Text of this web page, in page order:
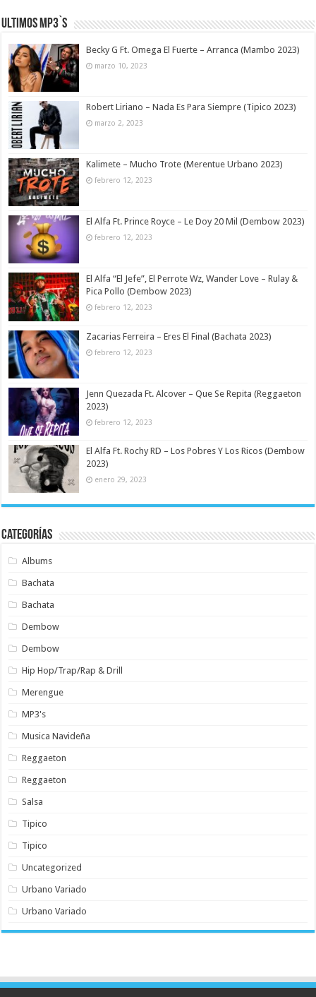
Ultimos MP3`s
Becky G Ft. Omega El Fuerte – Arranca (Mambo 2023)
marzo 10, 2023
Robert Liriano – Nada Es Para Siempre (Tipico 2023)
marzo 2, 2023
Kalimete – Mucho Trote (Merentue Urbano 2023)
febrero 12, 2023
El Alfa Ft. Prince Royce – Le Doy 20 Mil (Dembow 2023)
febrero 12, 2023
El Alfa “El Jefe”, El Perrote Wz, Wander Love – Rulay &
Pica Pollo (Dembow 2023)
febrero 12, 2023
Zacarias Ferreira – Eres El Final (Bachata 2023)
febrero 12, 2023
Jenn Quezada Ft. Alcover – Que Se Repita (Reggaeton
2023)
febrero 12, 2023
El Alfa Ft. Rochy RD – Los Pobres Y Los Ricos (Dembow
2023)
enero 29, 2023
Categorías
Albums
Bachata
Bachata
Dembow
Dembow
Hip Hop/Trap/Rap & Drill
Merengue
MP3's
Musica Navideña
Reggaeton
Reggaeton
Salsa
Tipico
Tipico
Uncategorized
Urbano Variado
Urbano Variado